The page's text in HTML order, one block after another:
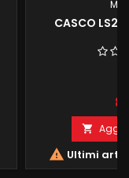
CASCO LS2

 Ultimi